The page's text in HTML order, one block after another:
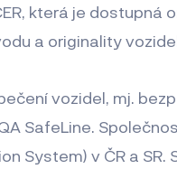
která je dostupná
a originality
vozidel, mj.
SafeLine.
System) v ČR a